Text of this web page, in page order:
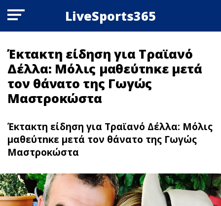
LiveSports365
Έκτακτη είδηση για Τραϊανό
Δέλλα: Μόλις μαθεύτnκε μετά
τον θάνατο της Γωγώς
Μαστροκώστα
Έκτακτη είδηση για Τραϊανό Δέλλα: Μόλις
μαθεύτnκε μετά τον θάνατο της Γωγώς
Μαστροκώστα